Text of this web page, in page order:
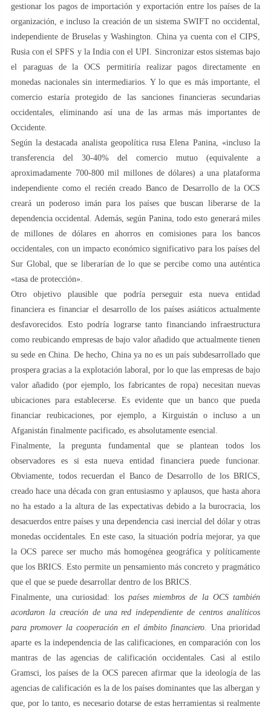
gestionar los pagos de importación y exportación entre los países de la
organización, e incluso la creación de un sistema SWIFT no occidental,
independiente de Bruselas y Washington. China ya cuenta con el CIPS,
Rusia con el SPFS y la India con el UPI. Sincronizar estos sistemas bajo
el paraguas de la OCS permitiría realizar pagos directamente en
monedas nacionales sin intermediarios. Y lo que es más importante, el
comercio estaría protegido de las sanciones financieras secundarias
occidentales, eliminando así una de las armas más importantes de
Occidente.
Según la destacada analista geopolítica rusa Elena Panina, «incluso la
transferencia del 30-40% del comercio mutuo (equivalente a
aproximadamente 700-800 mil millones de dólares) a una plataforma
independiente como el recién creado Banco de Desarrollo de la OCS
creará un poderoso imán para los países que buscan liberarse de la
dependencia occidental. Además, según Panina, todo esto generará miles
de millones de dólares en ahorros en comisiones para los bancos
occidentales, con un impacto económico significativo para los países del
Sur Global, que se liberarían de lo que se percibe como una auténtica
«tasa de protección».
Otro objetivo plausible que podría perseguir esta nueva entidad
financiera es financiar el desarrollo de los países asiáticos actualmente
desfavorecidos. Esto podría lograrse tanto financiando infraestructura
como reubicando empresas de bajo valor añadido que actualmente tienen
su sede en China. De hecho, China ya no es un país subdesarrollado que
prospera gracias a la explotación laboral, por lo que las empresas de bajo
valor añadido (por ejemplo, los fabricantes de ropa) necesitan nuevas
ubicaciones para establecerse. Es evidente que un banco que pueda
financiar reubicaciones, por ejemplo, a Kirguistán o incluso a un
Afganistán finalmente pacificado, es absolutamente esencial.
Finalmente, la pregunta fundamental que se plantean todos los
observadores es si esta nueva entidad financiera puede funcionar.
Obviamente, todos recuerdan el Banco de Desarrollo de los BRICS,
creado hace una década con gran entusiasmo y aplausos, que hasta ahora
no ha estado a la altura de las expectativas debido a la burocracia, los
desacuerdos entre países y una dependencia casi inercial del dólar y otras
monedas occidentales. En este caso, la situación podría mejorar, ya que
la OCS parece ser mucho más homogénea geográfica y políticamente
que los BRICS. Esto permite un pensamiento más concreto y pragmático
que el que se puede desarrollar dentro de los BRICS.
Finalmente, una curiosidad: los países miembros de la OCS también
acordaron la creación de una red independiente de centros analíticos
para promover la cooperación en el ámbito financiero.
Una prioridad
aparte es la independencia de las calificaciones, en comparación con los
mantras de las agencias de calificación occidentales. Casi al estilo
Gramsci, los países de la OCS parecen afirmar que la ideología de las
agencias de calificación es la de los países dominantes que las albergan y
que, por lo tanto, es necesario dotarse de estas herramientas si realmente